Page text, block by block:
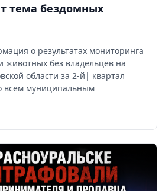
тема бездомных
о результатах мониторинга
животных без владельцев на
области за 2-й| квартал
всем муниципальным